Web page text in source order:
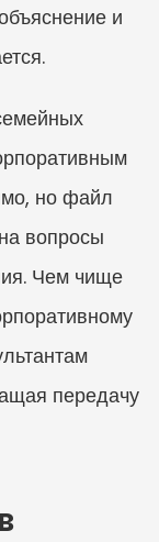
и
но файл
вопросы
Чем чище
передачу